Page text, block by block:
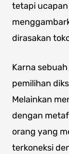
tetapi
dirasakan
Karna
pemilihan
Melainkan
dengan
orang yang
terkoneksi